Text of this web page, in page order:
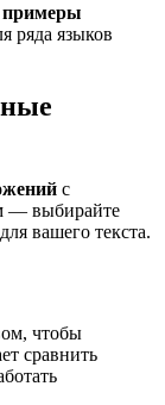
примеры
ряда языков
с
— выбирайте
вашего текста.
чтобы
сравнить